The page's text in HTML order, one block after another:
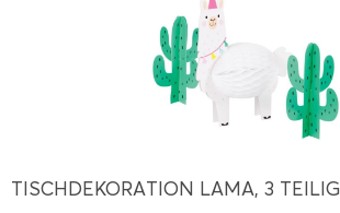
TISCHDEKORATION LAMA, 3 TEILIG